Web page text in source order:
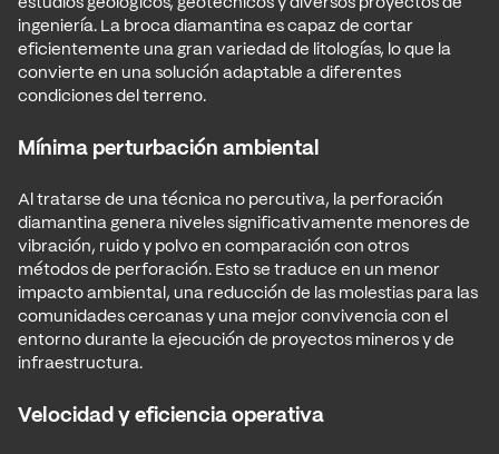
ingeniería. La broca diamantina es capaz de cortar
eficientemente una gran variedad de litologías, lo que la
convierte en una solución adaptable a diferentes
condiciones del terreno.
Mínima perturbación ambiental
Al tratarse de una técnica no percutiva, la perforación
diamantina genera niveles significativamente menores de
vibración, ruido y polvo en comparación con otros
métodos de perforación. Esto se traduce en un menor
impacto ambiental, una reducción de las molestias para las
comunidades cercanas y una mejor convivencia con el
entorno durante la ejecución de proyectos mineros y de
infraestructura.
Velocidad y eficiencia operativa